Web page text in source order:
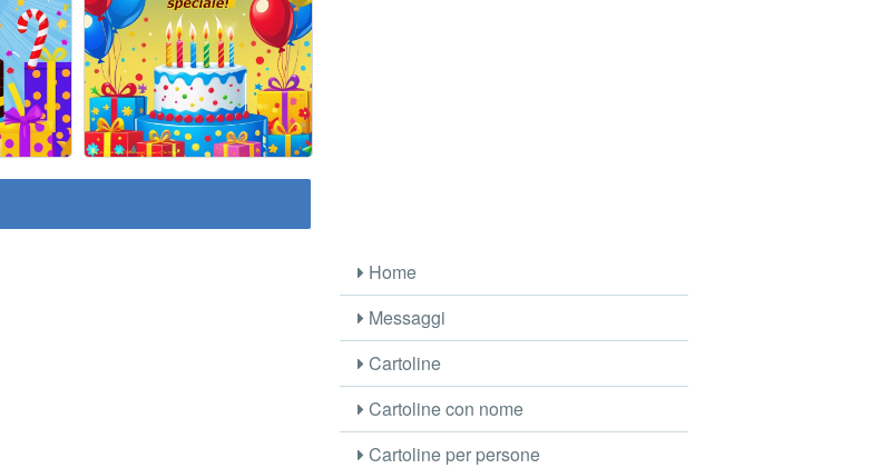
Home
Messaggi
Cartoline
Cartoline con nome
Cartoline per persone